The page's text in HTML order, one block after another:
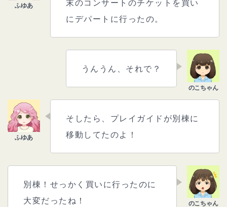
末のコンサートのチケットを買い
にデパートに行ったの。
うんうん、それで？
そしたら、プレイガイドが別棟に
移動してたのよ！
別棟！せっかく買いに行ったのに
大変だったね！